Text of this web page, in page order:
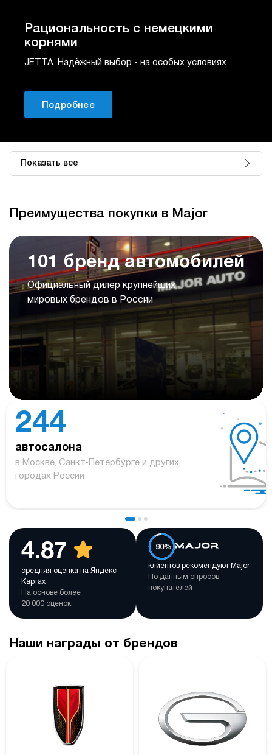
Рациональность с немецкими
корнями
JETTA. Надёжный выбор - на особых условиях
Подробнее
Показать все
Преимущества покупки в Major
101 бренд автомобилей
Официальный дилер крупнейших
мировых брендов в России
244
автосалона
в Москве, Санкт-Петербурге и других
городах России
4.87
средняя оценка на Яндекс
Картах
На основе более
20 000 оценок
90%
клиентов рекомендуют Major
По данным опросов
покупателей
Наши награды от брендов